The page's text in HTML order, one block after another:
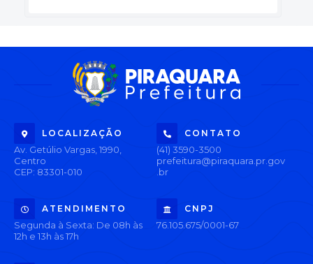
LOCALIZAÇÃO
Av. Getúlio Vargas, 1990,
Centro
CEP: 83301-010
CONTATO
(41) 3590-3500
prefeitura@piraquara.pr.gov
.br
ATENDIMENTO
Segunda à Sexta: De 08h às
12h e 13h às 17h
CNPJ
76.105.675/0001-67